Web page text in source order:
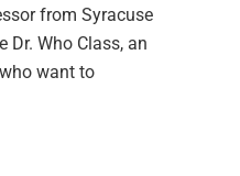
from Syracuse
Dr. Who Class, an
want to